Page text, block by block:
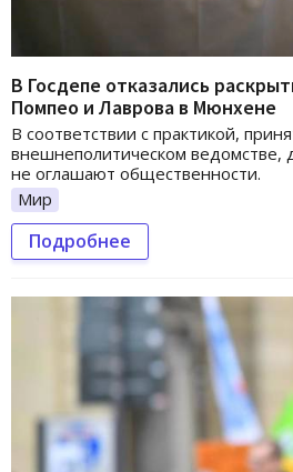
В Госдепе отказались
Помпео и Лаврова в Мюнхене
В соответствии с практикой,
внешнеполитическом ведомстве,
не оглашают общественности.
Мир
Подробнее